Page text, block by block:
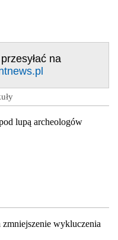
na
lupą archeologów
wykluczenia